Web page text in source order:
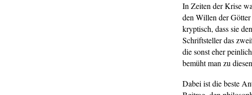
In Zeiten der Krise
den Willen der
kryptisch, dass sie
Schriftsteller das
die sonst eher
bemüht man zu
Dabei ist die beste